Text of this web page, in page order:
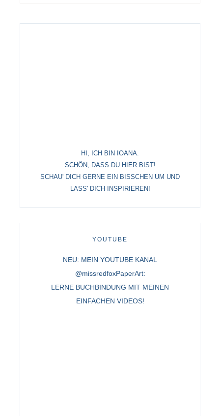
HI, ICH BIN IOANA.
SCHÖN, DASS DU HIER BIST!
SCHAU' DICH GERNE EIN BISSCHEN UM UND
LASS' DICH INSPIRIEREN!
YOUTUBE
NEU: MEIN YOUTUBE KANAL
@missredfoxPaperArt:
LERNE BUCHBINDUNG MIT MEINEN
EINFACHEN VIDEOS!